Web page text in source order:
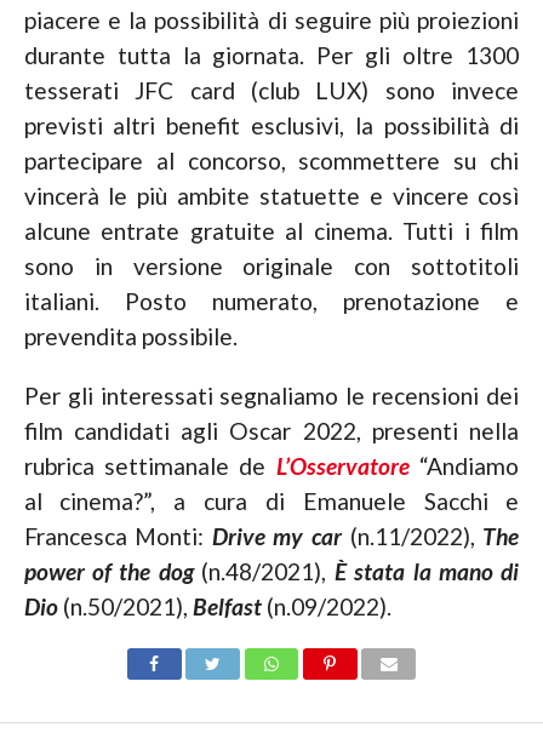
piacere e la possibilità di seguire più proiezioni
durante tutta la giornata. Per gli oltre 1300
tesserati JFC card (club LUX) sono invece
previsti altri benefit esclusivi, la possibilità di
partecipare al concorso, scommettere su chi
vincerà le più ambite statuette e vincere così
alcune entrate gratuite al cinema. Tutti i film
sono in versione originale con sottotitoli
italiani. Posto numerato, prenotazione e
prevendita possibile.
Per gli interessati segnaliamo le recensioni dei
film candidati agli Oscar 2022, presenti nella
rubrica settimanale de L’Osservatore “Andiamo
al cinema?”, a cura di Emanuele Sacchi e
Francesca Monti: Drive my car(n.11/2022), The
power of the dog(n.48/2021), È stata la mano di
Dio(n.50/2021), Belfast (n.09/2022).